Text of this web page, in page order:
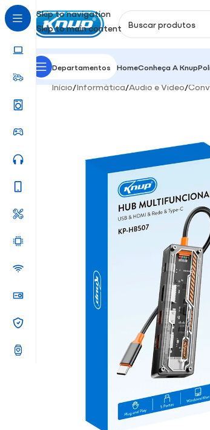
Skip to navigation
Skip to main content
Departamentos HomeConheça A Knup
Início/Informática/Audio e Video/